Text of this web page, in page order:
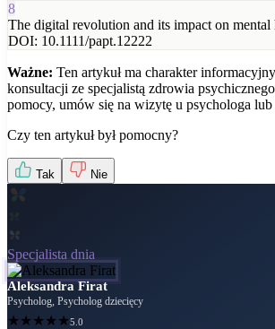
8
The digital revolution and its impact on mental
DOI: 10.1111/papt.12222
Ważne: Ten artykuł ma charakter
konsultacji ze specjalistą zdrowia
pomocy, umów się na wizytę u psychologa lub
Czy ten artykuł był pomocny?
Tak Nie
Specjalista dnia
Aleksandra Firat
Psycholog, Psycholog dziecięcy
★★★★★5.0